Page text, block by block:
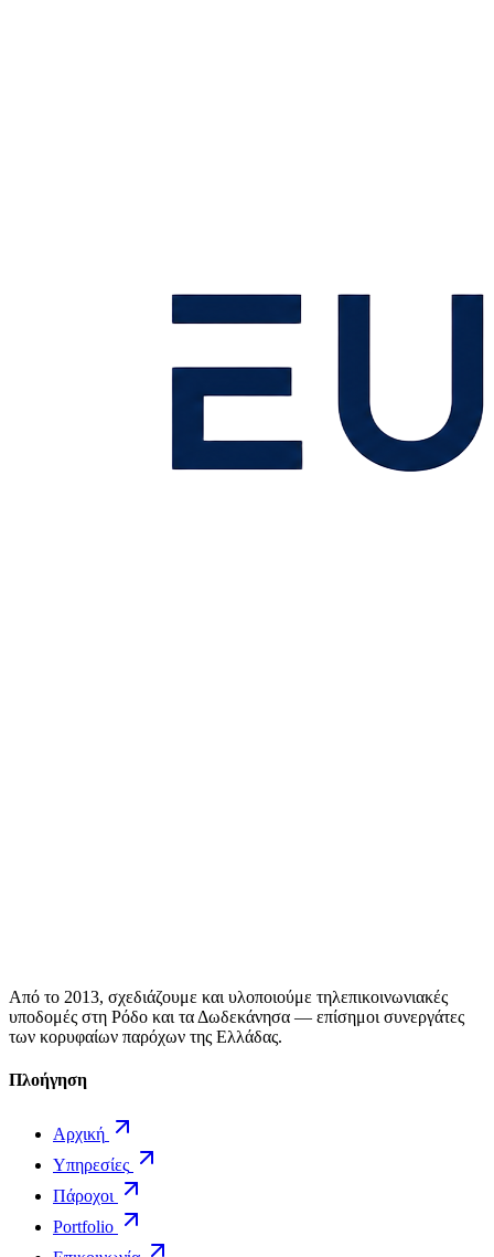
Από το 2013, σχεδιάζουμε και υλοποιούμε τηλεπικοινωνιακές
υποδομές στη Ρόδο και τα Δωδεκάνησα — επίσημοι συνεργάτες
των κορυφαίων παρόχων της Ελλάδας.
Πλοήγηση
Αρχική
Υπηρεσίες
Πάροχοι
Portfolio